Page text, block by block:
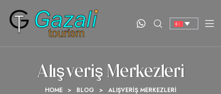
Alışveriş Merkezleri
HOME > BLOG > ALIŞVERIŞ MERKEZLERI